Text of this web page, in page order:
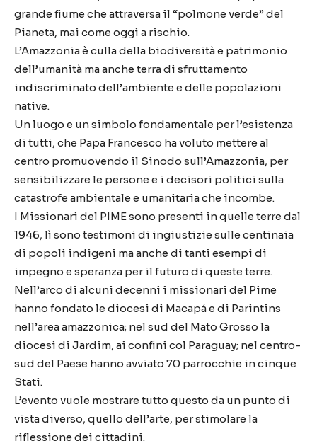
grande fiume che attraversa il “polmone verde” del
Pianeta, mai come oggi a rischio.
L’Amazzonia è culla della biodiversità e patrimonio
dell’umanità ma anche terra di sfruttamento
indiscriminato dell’ambiente e delle popolazioni
native.
Un luogo e un simbolo fondamentale per l’esistenza
di tutti, che Papa Francesco ha voluto mettere al
centro promuovendo il Sinodo sull’Amazzonia, per
sensibilizzare le persone e i decisori politici sulla
catastrofe ambientale e umanitaria che incombe.
I Missionari del PIME sono presenti in quelle terre dal
1946, lì sono testimoni di ingiustizie sulle centinaia
di popoli indigeni ma anche di tanti esempi di
impegno e speranza per il futuro di queste terre.
Nell’arco di alcuni decenni i missionari del Pime
hanno fondato le diocesi di Macapá e di Parintins
nell’area amazzonica; nel sud del Mato Grosso la
diocesi di Jardim, ai confini col Paraguay; nel centro-
sud del Paese hanno avviato 70 parrocchie in cinque
Stati.
L’evento vuole mostrare tutto questo da un punto di
vista diverso, quello dell’arte, per stimolare la
riflessione dei cittadini.